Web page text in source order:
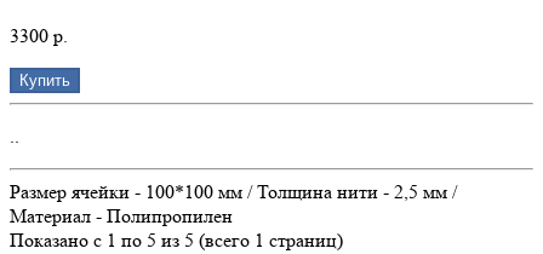
3300 р.
Купить
..
Размер ячейки - 100*100 мм / Толщина нити - 2,5 мм /
Материал - Полипропилен
Показано с 1 по 5 из 5 (всего 1 страниц)